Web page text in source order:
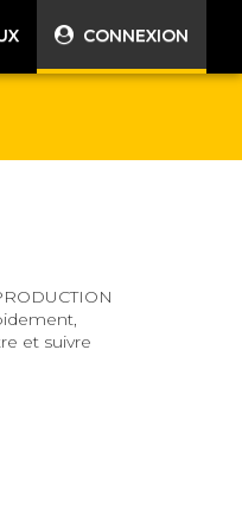
CONNEXION
et suivre